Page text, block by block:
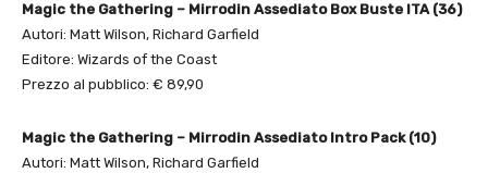
Magic the Gathering – Mirrodin Assediato Box Buste ITA (36)
Autori: Matt Wilson, Richard Garfield
Editore: Wizards of the Coast
Prezzo al pubblico: € 89,90
Magic the Gathering – Mirrodin Assediato Intro Pack (10)
Autori: Matt Wilson, Richard Garfield